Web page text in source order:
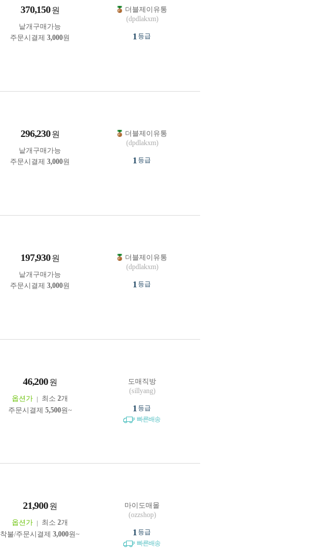
370,150 원
낱개구매가능
주문시결제 3,000원
더블제이유통
(dpdlakxm)
1 등급
296,230 원
낱개구매가능
주문시결제 3,000원
더블제이유통
(dpdlakxm)
1 등급
197,930 원
낱개구매가능
주문시결제 3,000원
더블제이유통
(dpdlakxm)
1 등급
46,200 원
옵션가 최소 2개
주문시결제 5,500원~
도매직방
(sillyang)
1 등급
빠른배송
21,900 원
옵션가 최소 2개
착불/주문시결제 3,000원~
마이도매몰
(ozzshop)
1 등급
빠른배송